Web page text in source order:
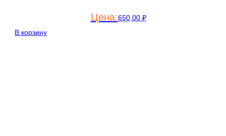
650,00 ₽
В корзину